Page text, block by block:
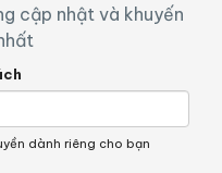
cập nhật và khuyến
dành riêng cho bạn